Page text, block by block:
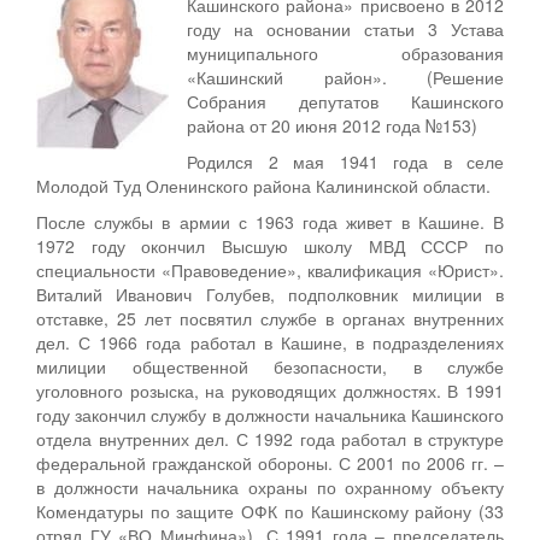
Персональные данные
Оценка регулирующего воздействия
Деятельность МУ
Нормативы градостроительного проектирования
Правила землепользования и застройки
Генеральные планы
Проекты планировки территории
Собрание депутатов
Городское поселение
Сельские поселения
году на основании статьи 3 Устава
муниципального образования
«Кашинский район». (Решение
Собрания депутатов Кашинского
района от 20 июня 2012 года №153)
Родился 2 мая 1941 года в селе
Молодой Туд Оленинского района Калининской области.
После службы в армии с 1963 года живет в Кашине. В
1972 году окончил Высшую школу МВД СССР по
специальности «Правоведение», квалификация «Юрист».
Виталий Иванович Голубев, подполковник милиции в
отставке, 25 лет посвятил службе в органах внутренних
дел. С 1966 года работал в Кашине, в подразделениях
милиции общественной безопасности, в службе
уголовного розыска, на руководящих должностях. В 1991
году закончил службу в должности начальника Кашинского
отдела внутренних дел. С 1992 года работал в структуре
федеральной гражданской обороны. С 2001 по 2006 гг. –
в должности начальника охраны по охранному объекту
Комендатуры по защите ОФК по Кашинскому району (33
отряд ГУ «ВО Минфина»). С 1991 года – председатель